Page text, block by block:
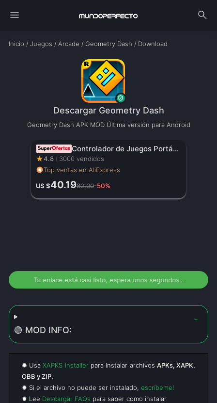
menu search
Inicio / Juegos / Arcade / Geometry Dash / Download
Descargar Geometry Dash
Geometry Dash APK MOD Última versión para Android
Controlador de Juegos Portátil Original con Pantalla HD de 3.5 Pulgadas, Batería Recargable – Regalo de Navidad Perfecto para Gamers
★4.8
3000 vendidos
Top ventas en AliExpress
US $40.1982.00-50%
Tu enlace está casi listo, espera unos segundos...
🟢 MOD INFO:
✹ UsaXAPKS Installerpara Instalar archivos APKs, XAPK,
OBB y ZIP.
✹ Si el archivo no puede ser instalado, escríbeme!
✹ Lee Descargar FAQs para saber como instalar